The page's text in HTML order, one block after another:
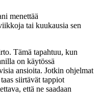
menettää
tai kuukausia sen
Tämä tapahtuu, kun
on käytössä
ansioita. Jotkin ohjelmat
siirtävät tappiot
että ne saadaan